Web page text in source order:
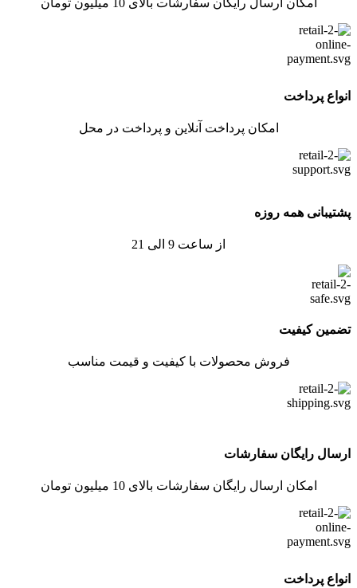
امکان ارسال رایگان سفارشات بالای 10 میلیون تومان
انواع پرداخت
امکان پرداخت آنلاین و پرداخت در محل
پشتیبانی همه روزه
از ساعت 9 الی 21
تضمین کیفیت
فروش محصولات با کیفیت و قیمت مناسب
ارسال رایگان سفارشات
امکان ارسال رایگان سفارشات بالای 10 میلیون تومان
انواع پرداخت